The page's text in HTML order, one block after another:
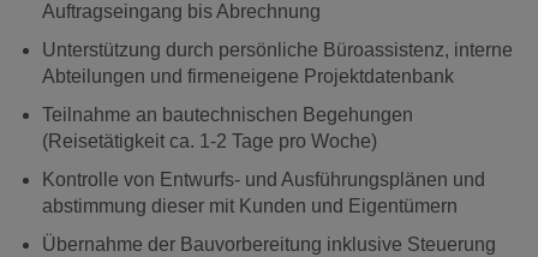
Auftragseingang bis Abrechnung
Unterstützung durch persönliche Büroassistenz, interne
Abteilungen und firmeneigene Projektdatenbank
Teilnahme an bautechnischen Begehungen
(Reisetätigkeit ca. 1-2 Tage pro Woche)
Kontrolle von Entwurfs- und Ausführungsplänen und
abstimmung dieser mit Kunden und Eigentümern
Übernahme der Bauvorbereitung inklusive Steuerung